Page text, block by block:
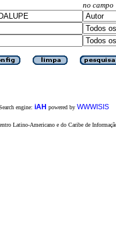
no campo
engine: iAH powered by WWWISIS
Latino-Americano e do Caribe de